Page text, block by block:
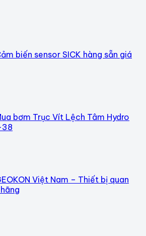
biến sensor SICK hàng sẵn giá
bơm Trục Vít Lệch Tâm Hydro
38
Việt Nam – Thiết bị quan